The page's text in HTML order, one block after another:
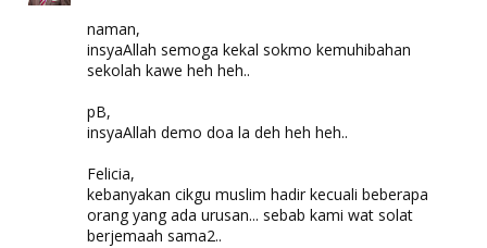
naman,
insyaAllah semoga kekal sokmo kemuhibahan
sekolah kawe heh heh..
pB,
insyaAllah demo doa la deh heh heh..
Felicia,
kebanyakan cikgu muslim hadir kecuali beberapa
orang yang ada urusan... sebab kami wat solat
berjemaah sama2..